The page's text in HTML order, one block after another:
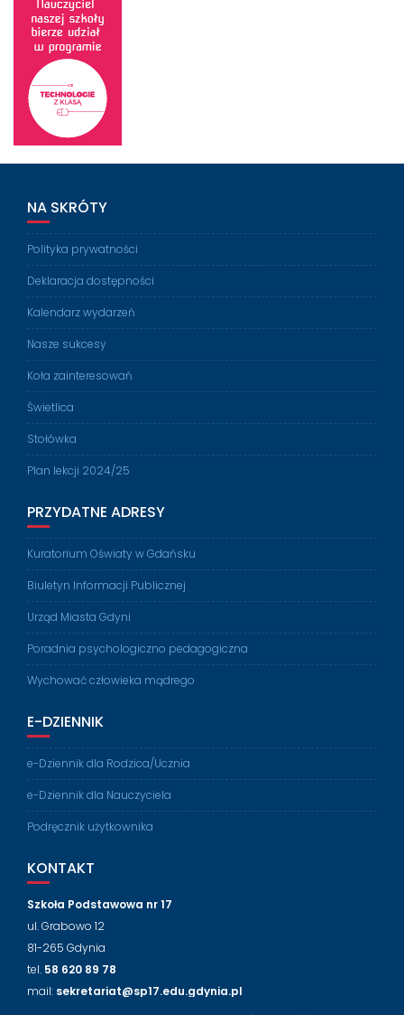
NA SKRÓTY
Polityka prywatności
Deklaracja dostępności
Kalendarz wydarzeń
Nasze sukcesy
Koła zainteresowań
Świetlica
Stołówka
Plan lekcji 2024/25
PRZYDATNE ADRESY
Kuratorium Oświaty w Gdańsku
Biuletyn Informacji Publicznej
Urząd Miasta Gdyni
Poradnia psychologiczno pedagogiczna
Wychować człowieka mądrego
E-DZIENNIK
e-Dziennik dla Rodzica/Ucznia
e-Dziennik dla Nauczyciela
Podręcznik użytkownika
KONTAKT
Szkoła Podstawowa nr 17
ul. Grabowo 12
81-265 Gdynia
tel. 58 620 89 78
mail: sekretariat@sp17.edu.gdynia.pl